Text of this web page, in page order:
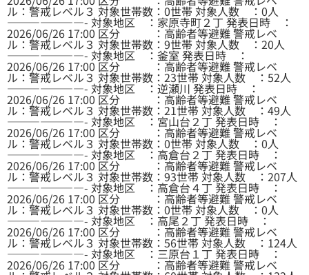
ル：警戒レベル３ 対象世帯数：0世帯 対象人数 ：0人
———————- 対象地区 ：家原寺町２丁 発表日時 ：
2026/06/26 17:00 区分 ：高齢者等避難 警戒レベ
ル：警戒レベル３ 対象世帯数：9世帯 対象人数 ：20人
———————- 対象地区 ：釜室 発表日時 ：
2026/06/26 17:00 区分 ：高齢者等避難 警戒レベ
ル：警戒レベル３ 対象世帯数：23世帯 対象人数 ：52人
———————- 対象地区 ：逆瀬川 発表日時 ：
2026/06/26 17:00 区分 ：高齢者等避難 警戒レベ
ル：警戒レベル３ 対象世帯数：21世帯 対象人数 ：49人
———————- 対象地区 ：宮山台２丁 発表日時 ：
2026/06/26 17:00 区分 ：高齢者等避難 警戒レベ
ル：警戒レベル３ 対象世帯数：0世帯 対象人数 ：0人
———————- 対象地区 ：高倉台２丁 発表日時 ：
2026/06/26 17:00 区分 ：高齢者等避難 警戒レベ
ル：警戒レベル３ 対象世帯数：93世帯 対象人数 ：207人
———————- 対象地区 ：高倉台４丁 発表日時 ：
2026/06/26 17:00 区分 ：高齢者等避難 警戒レベ
ル：警戒レベル３ 対象世帯数：0世帯 対象人数 ：0人
———————- 対象地区 ：高尾２丁 発表日時 ：
2026/06/26 17:00 区分 ：高齢者等避難 警戒レベ
ル：警戒レベル３ 対象世帯数：56世帯 対象人数 ：124人
———————- 対象地区 ：三原台１丁 発表日時 ：
2026/06/26 17:00 区分 ：高齢者等避難 警戒レベ